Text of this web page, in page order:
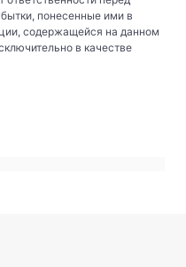
понесенные ими в
содержащейся на данном
в качестве